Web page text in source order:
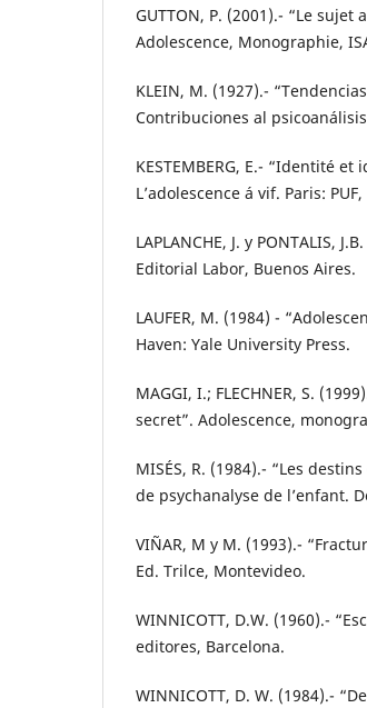
GUTTON, P. (2001).- “Le
Adolescence, Monographie,
KLEIN, M. (1927).-
Contribuciones al
KESTEMBERG, E.- “Identité
L’adolescence á vif. Paris:
LAPLANCHE, J. y PONTALIS,
Editorial Labor, Buenos Aires.
LAUFER, M. (1984) -
Haven: Yale University Press.
MAGGI, I.; FLECHNER, S.
secret”. Adolescence,
MISÉS, R. (1984).- “Les
de psychanalyse de l’enfant.
VIÑAR, M y M. (1993).-
Ed. Trilce, Montevideo.
WINNICOTT, D.W. (1960).-
editores, Barcelona.
WINNICOTT, D. W. (1984).-